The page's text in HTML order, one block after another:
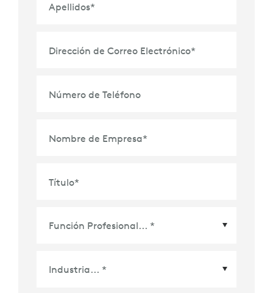
Apellidos*
Dirección de Correo Electrónico*
Número de Teléfono
Nombre de Empresa*
Título*